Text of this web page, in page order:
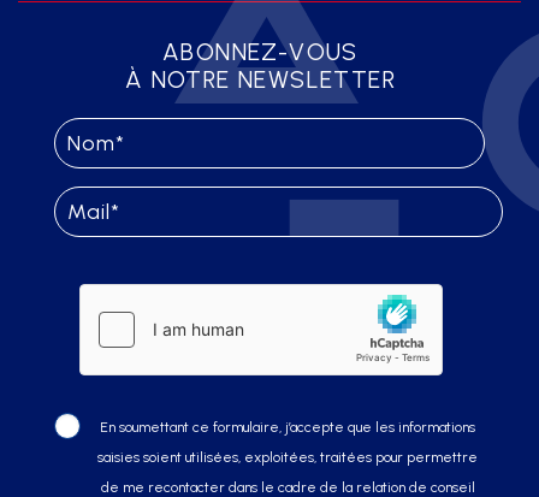
ABONNEZ-VOUS
À NOTRE NEWSLETTER
En soumettant ce formulaire, j’accepte que les informations
saisies soient utilisées, exploitées, traitées pour permettre
de me recontacter dans le cadre de la relation de conseil